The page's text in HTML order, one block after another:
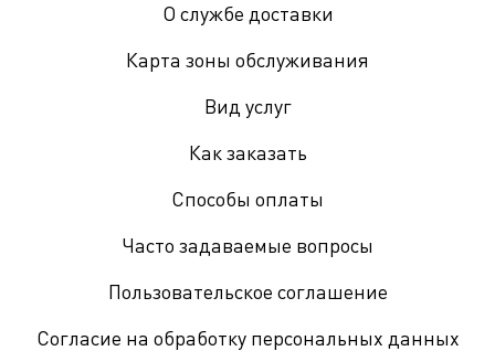
О службе доставки
Карта зоны обслуживания
Вид услуг
Как заказать
Способы оплаты
Часто задаваемые вопросы
Пользовательское соглашение
Согласие на обработку персональных данных